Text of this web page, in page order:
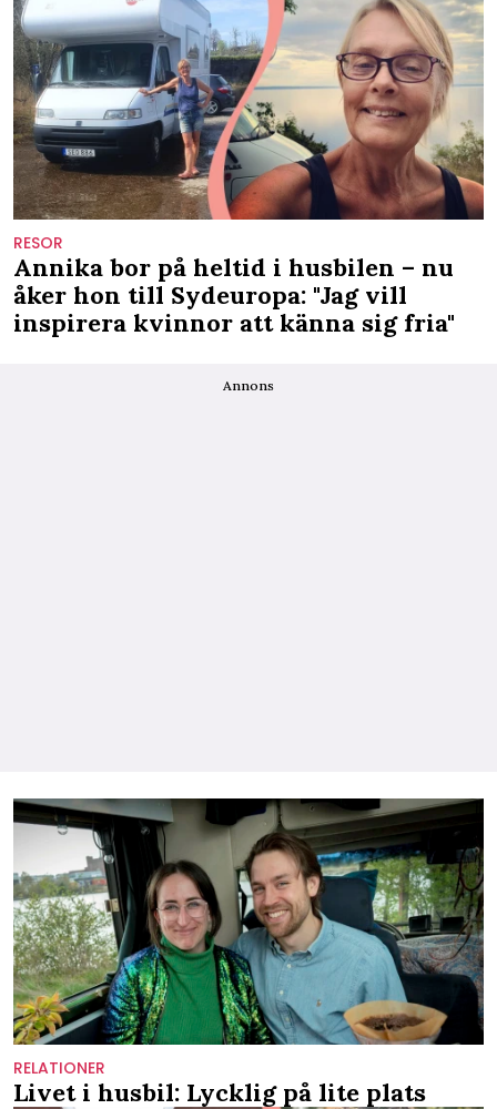
RESOR
Annika bor på heltid i husbilen – nu
åker hon till Sydeuropa: "Jag vill
inspirera kvinnor att känna sig fria"
Annons
RELATIONER
Livet i husbil: Lycklig på lite plats